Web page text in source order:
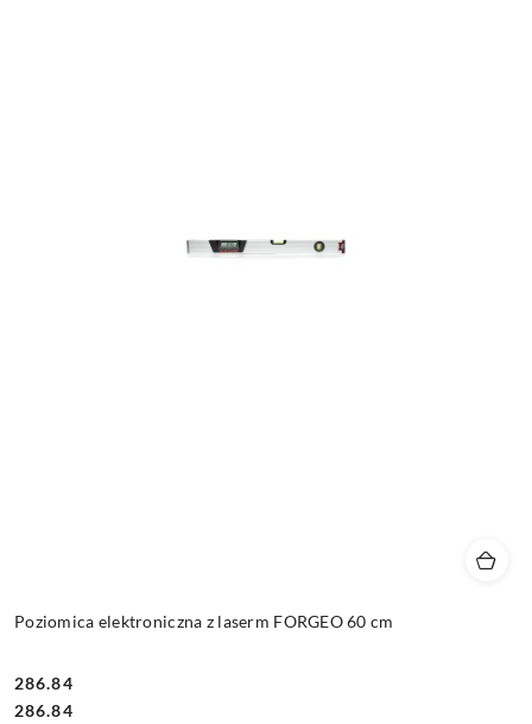
Poziomica elektroniczna z laserm FORGEO 60 cm
Cena:
286.84
Cena:
286.84